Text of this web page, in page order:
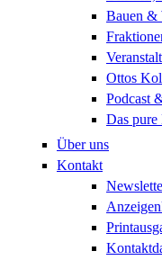
Bauen &
Ottos
Podcast
Das pure
Über uns
Kontakt